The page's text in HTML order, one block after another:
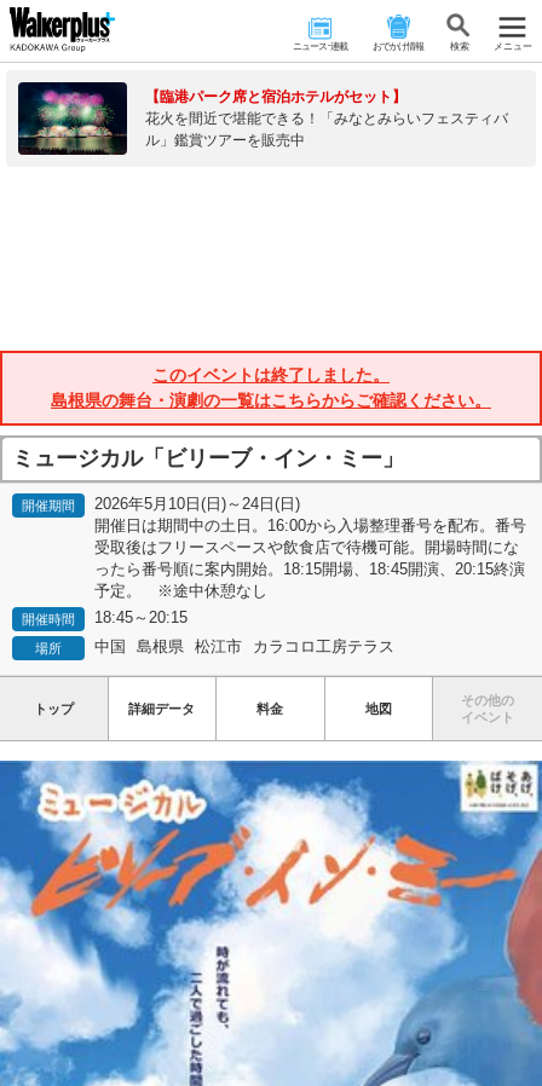
ニュース･連載 おでかけ情報 検 索 メニュー
【臨港パーク席と宿泊ホテルがセット】
花火を間近で堪能できる！「みなとみらいフェスティバ
ル」鑑賞ツアーを販売中
このイベントは終了しました。
島根県の舞台・演劇の一覧はこちらからご確認ください。
ミュージカル「ビリーブ・イン・ミー」
開催期間
2026年5月10日(日)～24日(日)
開催日は期間中の土日。16:00から入場整理番号を配布。番号
受取後はフリースペースや飲食店で待機可能。開場時間にな
ったら番号順に案内開始。18:15開場、18:45開演、20:15終演
予定。 ※途中休憩なし
開催時間 18:45～20:15
場所 中国 島根県 松江市 カラコロ工房テラス
トップ 詳細データ 料金 地図
その他の
イベント